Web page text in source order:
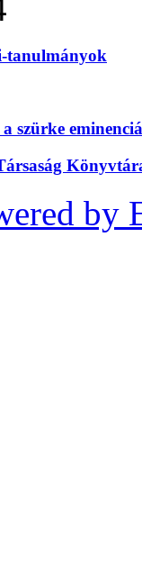
tanulmányok
szürke
by